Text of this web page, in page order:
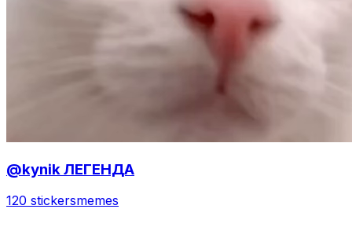
@kynik ЛЕГЕНДА
120 stickersmemes